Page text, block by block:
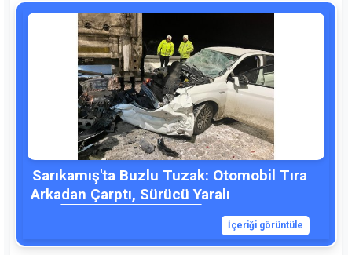
Sarıkamış'ta Buzlu Tuzak: Otomobil Tıra
Arkadan Çarptı, Sürücü Yaralı
İçeriği görüntüle